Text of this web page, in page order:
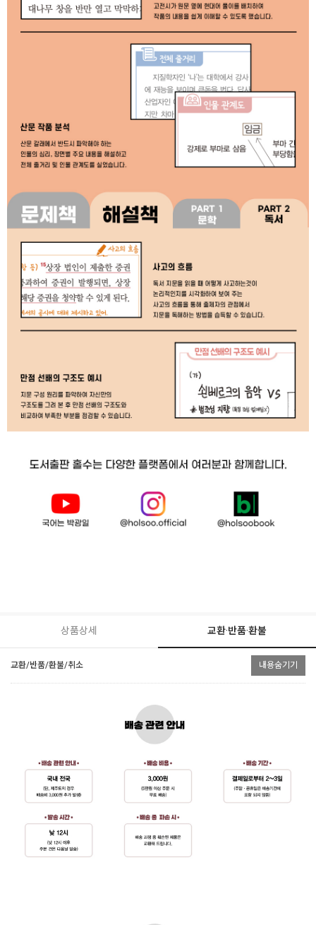
상품상세 교환·반품·환불
교환/반품/환불/취소 내용숨기기